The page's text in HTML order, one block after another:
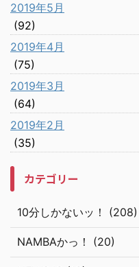
2019年5月
(92)
2019年4月
(75)
2019年3月
(64)
2019年2月
(35)
カテゴリー
10分しかないッ！ (208)
NAMBAかっ！ (20)